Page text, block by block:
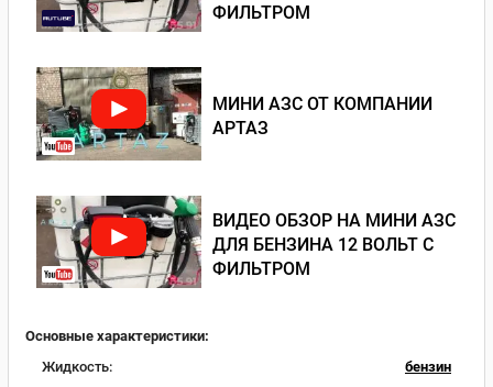
ФИЛЬТРОМ
МИНИ АЗС ОТ КОМПАНИИ
АРТАЗ
ВИДЕО ОБЗОР НА МИНИ АЗС
ДЛЯ БЕНЗИНА 12 ВОЛЬТ С
ФИЛЬТРОМ
Основные характеристики:
Жидкость:
бензин